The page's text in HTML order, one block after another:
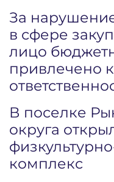
За
в сфере
лицо
привлечено
В поселке
округа
комплекс